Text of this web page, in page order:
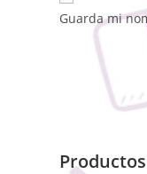
Guarda mi